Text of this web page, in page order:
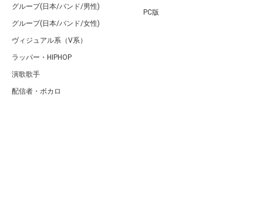
グループ(日本/バンド/男性)
グループ(日本/バンド/女性)
ヴィジュアル系（V系）
ラッパー・HIPHOP
演歌歌手
配信者・ボカロ
PC版